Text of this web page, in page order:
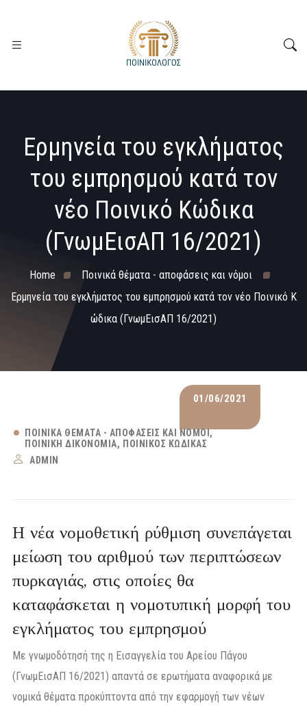
Ερμηνεία του εγκλήματος
του εμπρησμού κατά τον
νέο Ποινικό Κώδικα
(ΓνωμΕισΑΠ 16/2021)
Home
Ποινικά θέματα - αποφάσεις και νόμοι
Ερμηνεία του εγκλήματος του εμπρησμού κατά τον νέο Ποινικό Κ
ώδικα (ΓνωμΕισΑΠ 16/2021)
01/06/2021
ΠΟΙΝΙΚΆ ΘΈΜΑΤΑ - ΑΠΟΦΆΣΕΙΣ ΚΑΙ ΝΌΜΟΙ
ΠΟΙΝΙΚΉ ΔΙΚΟΝΟΜΊΑ
ΠΟΙΝΙΚΌΣ ΚΏΔΙΚΑΣ
ADMIN
Η νέα νομοθετική ρύθμιση συνεπάγεται
μείωση του αριθμού των περιπτώσεων
πυρκαγιάς, στις οποίες θα
καταφάσκεται η νομοτυπική μορφή του
εγκλήματος του εμπρησμού
Με γνωμοδότησή της η Εισαγγελία του Αρείου Πάγου
(ΓνωμΕισΑΠ 16/2021) απαντά σε ερωτήματα αναφορικά με
νομικά θέματα προκύπτοντα από την εφαρμογή των νέων